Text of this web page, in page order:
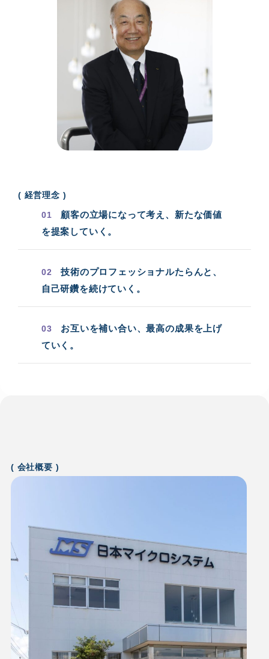
( 経営理念 )
01
顧客の立場になって考え、新たな価値
を提案していく。
02
技術のプロフェッショナルたらんと、
自己研鑽を続けていく。
03
お互いを補い合い、最高の成果を上げ
ていく。
( 会社概要 )